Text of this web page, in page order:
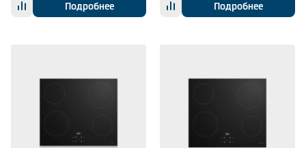
Подробнее
Подробнее